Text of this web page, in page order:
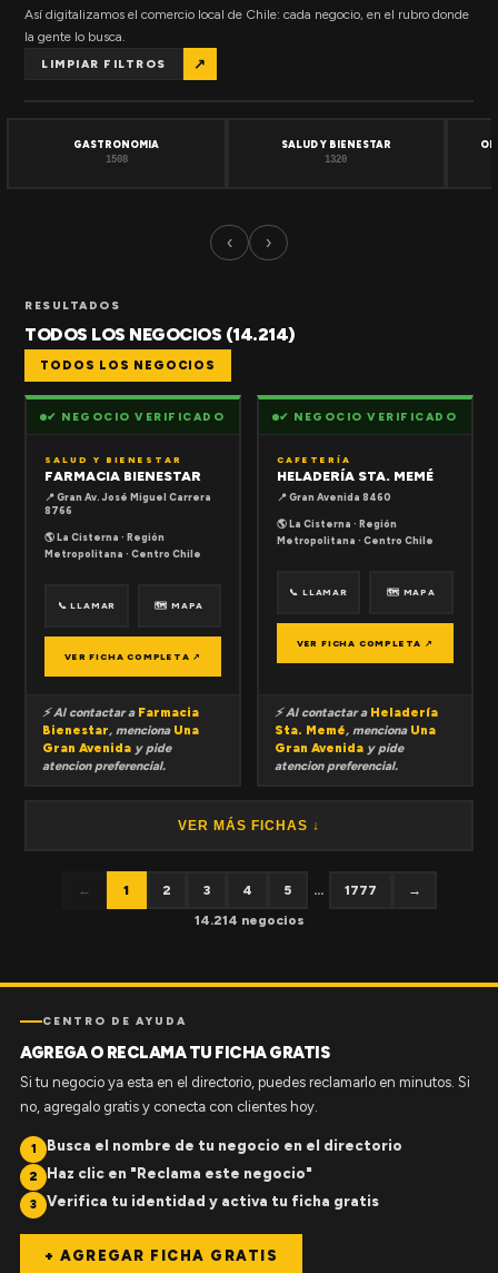
Así digitalizamos el comercio local de Chile: cada negocio, en el rubro donde
la gente lo busca.
LIMPIAR FILTROS ↗
GASTRONOMIA
1508
SALUD Y BIENESTAR
1320
‹ ›
RESULTADOS
TODOS LOS NEGOCIOS (14.214)
TODOS LOS NEGOCIOS
✔ NEGOCIO VERIFICADO
SALUD Y BIENESTAR
FARMACIA BIENESTAR
📍 Gran Av. José Miguel Carrera
8766
🌎 La Cisterna · Región
Metropolitana · Centro Chile
📞 LLAMAR 🗺 MAPA
VER FICHA COMPLETA ↗
⚡ Al contactar a Farmacia
Bienestar, menciona Una
Gran Avenida y pide
atencion preferencial.
✔ NEGOCIO VERIFICADO
CAFETERÍA
HELADERÍA STA. MEMÉ
📍 Gran Avenida 8460
🌎 La Cisterna · Región
Metropolitana · Centro Chile
📞 LLAMAR 🗺 MAPA
VER FICHA COMPLETA ↗
⚡ Al contactar a Heladería
Sta. Memé, menciona Una
Gran Avenida y pide
atencion preferencial.
VER MÁS FICHAS ↓
← 1 2 3 4 5 ... 1777
→
14.214 negocios
CENTRO DE AYUDA
AGREGA O RECLAMA TU FICHA GRATIS
Si tu negocio ya esta en el directorio, puedes reclamarlo en minutos. Si
no, agregalo gratis y conecta con clientes hoy.
1 Busca el nombre de tu negocio en el directorio
2 Haz clic en "Reclama este negocio"
3 Verifica tu identidad y activa tu ficha gratis
+ AGREGAR FICHA GRATIS